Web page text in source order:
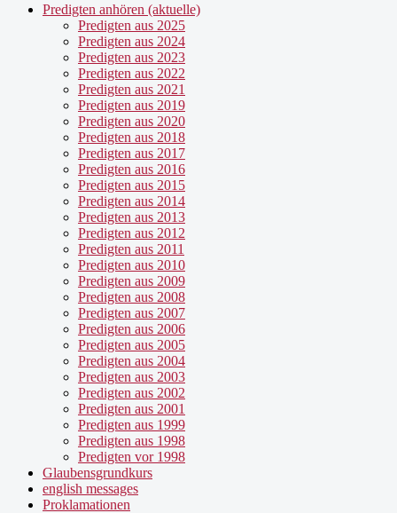
Predigten anhören (aktuelle)
Predigten aus 2025
Predigten aus 2024
Predigten aus 2023
Predigten aus 2022
Predigten aus 2021
Predigten aus 2019
Predigten aus 2020
Predigten aus 2018
Predigten aus 2017
Predigten aus 2016
Predigten aus 2015
Predigten aus 2014
Predigten aus 2013
Predigten aus 2012
Predigten aus 2011
Predigten aus 2010
Predigten aus 2009
Predigten aus 2008
Predigten aus 2007
Predigten aus 2006
Predigten aus 2005
Predigten aus 2004
Predigten aus 2003
Predigten aus 2002
Predigten aus 2001
Predigten aus 1999
Predigten aus 1998
Predigten vor 1998
Glaubensgrundkurs
english messages
Proklamationen